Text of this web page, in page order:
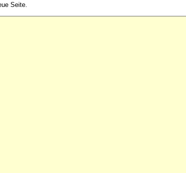
Seite.